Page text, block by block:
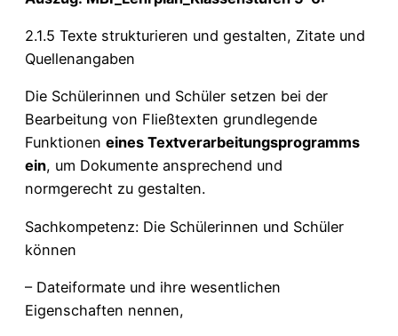
2.1.5 Texte strukturieren und gestalten, Zitate und
Quellenangaben
Die Schülerinnen und Schüler setzen bei der
Bearbeitung von Fließtexten grundlegende
Funktionen eines Textverarbeitungsprogramms
ein, um Dokumente ansprechend und
normgerecht zu gestalten.
Sachkompetenz: Die Schülerinnen und Schüler
können
– Dateiformate und ihre wesentlichen
Eigenschaften nennen,